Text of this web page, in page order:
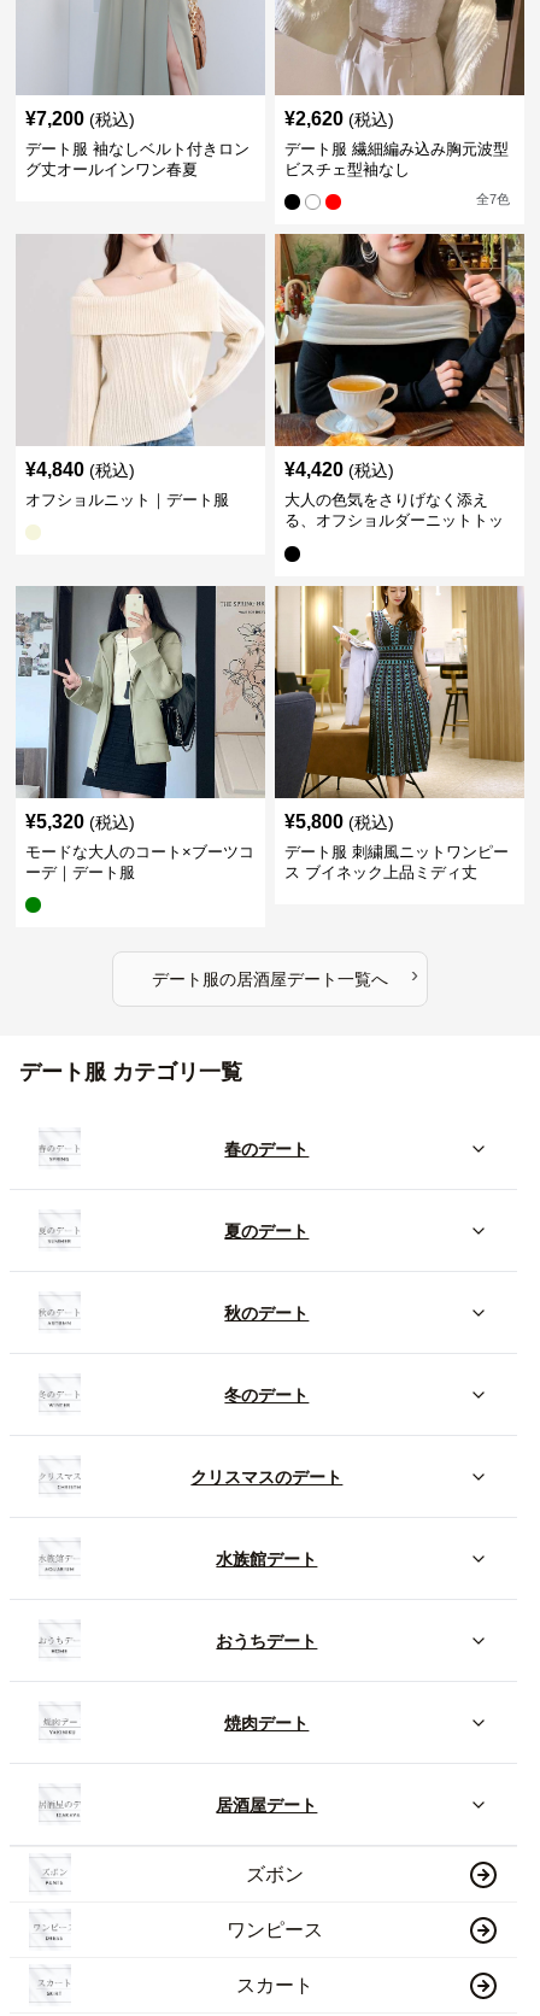
¥7,200 (税込)
デート服 袖なしベルト付きロン
グ丈オールインワン春夏
¥2,620 (税込)
デート服 繊細編み込み胸元波型
ビスチェ型袖なし
全7色
¥4,840 (税込)
オフショルニット｜デート服
¥4,420 (税込)
大人の色気をさりげなく添え
る、オフショルダーニットトッ
¥5,320 (税込)
モードな大人のコート×ブーツコ
ーデ｜デート服
¥5,800 (税込)
デート服 刺繍風ニットワンピー
ス ブイネック上品ミディ丈
デート服の居酒屋デート一覧へ ›
デート服 カテゴリ一覧
春のデート
夏のデート
秋のデート
冬のデート
クリスマスのデート
水族館デート
おうちデート
焼肉デート
居酒屋デート
ズボン
ワンピース
スカート